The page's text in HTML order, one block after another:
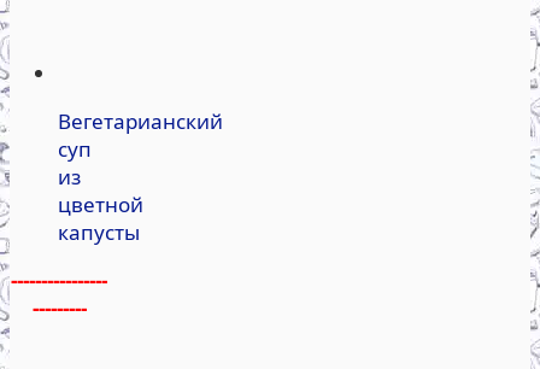
Вегетарианский
суп
из
цветной
капусты
----------------
---------